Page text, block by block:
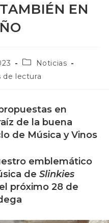
EN
Categoría
la
Noticias
de lectura
en
de la buena
de Música y Vinos
emblemático
de Slinkies
próximo 28 de